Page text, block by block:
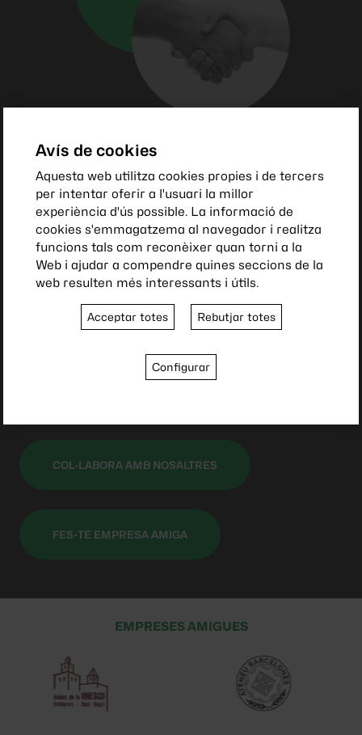
Col·laboraamb nosaltres
La nostra associació és possible gràcies a la
implicació i el suport dels nostres membres i
col·laboradors.
Per convertir-te en soci o sòcia de la nostra entitat i
gaudir dels avantatges associats, només cal que
omplis el formulari de "Fes-te Soci" següent. Un cop
completat, seràs registrat com a soci numerari. Si
demanem que ho indiquis al camp corresponent, més
avall. La teva col·laboració serà essencial per al
COL·LABORA AMB NOSALTRES
FES-TE EMPRESA AMIGA
EMPRESES AMIGUES
Avís de cookies
Aquesta web utilitza cookies propies i de tercers
per intentar oferir a l'usuari la millor
experiència d'ús possible. La informació de
cookies s'emmagatzema al navegador i realitza
funcions tals com reconèixer quan torni a la
Web i ajudar a compendre quines seccions de la
web resulten més interessants i útils.
Acceptar totes Rebutjar totes
Configurar